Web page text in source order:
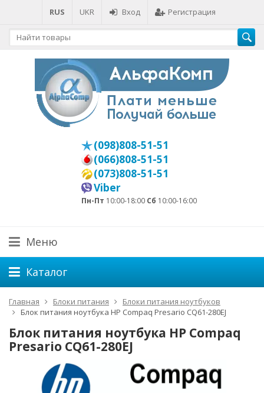
RUS UKR Вход Регистрация
(098)808-51-51
(066)808-51-51
(073)808-51-51
Viber
Пн-Пт 10:00-18:00 Сб 10:00-16:00
Меню
Каталог
Главная Блоки питания
Блоки питания ноутбуков
Блок питания ноутбука HP Compaq Presario CQ61-280EJ
Блок питания ноутбука HP Compaq
Presario CQ61-280EJ